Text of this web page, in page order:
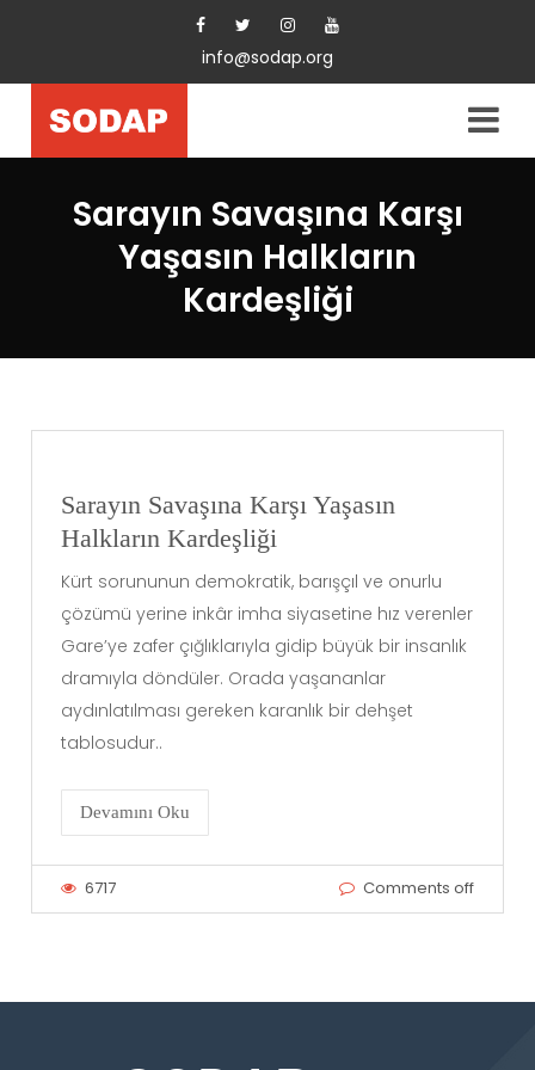
info@sodap.org
Sarayın Savaşına Karşı
Yaşasın Halkların
Kardeşliği
Sarayın Savaşına Karşı Yaşasın
Halkların Kardeşliği
Kürt sorununun demokratik, barışçıl ve onurlu
çözümü yerine inkâr imha siyasetine hız verenler
Gare’ye zafer çığlıklarıyla gidip büyük bir insanlık
dramıyla döndüler. Orada yaşananlar
aydınlatılması gereken karanlık bir dehşet
tablosudur..
Devamını Oku
6717 Comments off